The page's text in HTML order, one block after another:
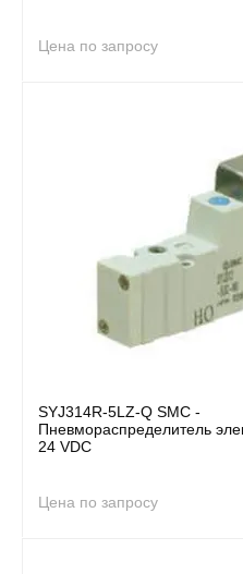
Цена по запросу
SYJ314R-5LZ-Q SMC -
Пневмораспределитель
24 VDC
Цена по запросу